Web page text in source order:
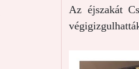
Az éjszakát